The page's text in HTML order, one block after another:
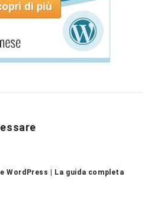
WordPress | La guida completa